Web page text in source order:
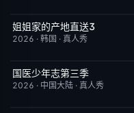
更新至第02集
姐姐家的产地直送3
2026 · 韩国 · 真人秀
昨日更新
国医少年志第三季
2026 · 中国大陆 · 真人秀